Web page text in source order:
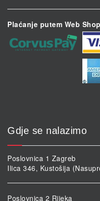
Plaćanje putem Web
Gdje se nalazimo
Poslovnica 1 Zagreb
Ilica 346, Kustošija
Poslovnica 2 Rijeka